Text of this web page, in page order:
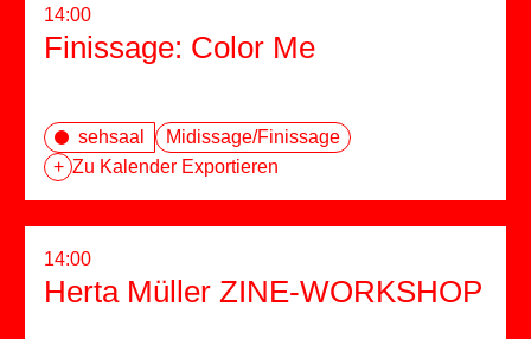
14:00
Finissage: Color Me
sehsaal
Midissage/Finissage
+ Zu Kalender Exportieren
14:00
Herta Müller ZINE-WORKSHOP